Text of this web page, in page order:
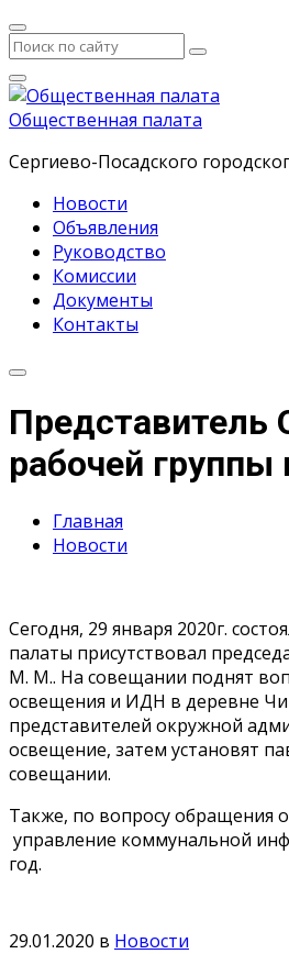
Общественная палата
Сергиево-Посадского
Новости
Объявления
Руководство
Комиссии
Документы
Контакты
рабочей
Главная
Новости
Сегодня, 29 января 2020г.
палаты присутствовал
М. М.. На совещании поднят
освещения и ИДН в деревне
представителей окружной
освещение, затем установят
совещании.
Также, по вопросу обращения
управление коммунальной
год.
29.01.2020 в Новости